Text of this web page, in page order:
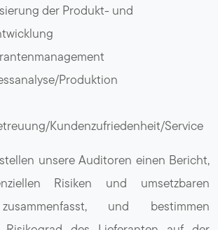
der Produkt- und
Produktion
Kundenzufriedenheit/Service
unsere Auditoren einen Bericht,
Risiken und umsetzbaren
und bestimmen